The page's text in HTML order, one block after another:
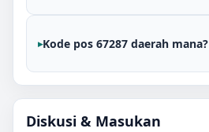
Kode pos 67287 daerah mana?
Diskusi & Masukan